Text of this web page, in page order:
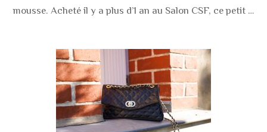
mousse. Acheté il y a plus d’1 an au Salon CSF, ce petit …